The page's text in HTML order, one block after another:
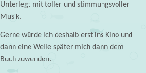
Unterlegt mit toller und stimmungsvoller
Musik.
Gerne würde ich deshalb erst ins Kino und
dann eine Weile später mich dann dem
Buch zuwenden.